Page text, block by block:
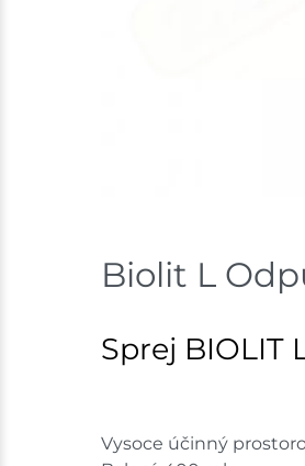
Biolit L
Sprej BIOLIT
Vysoce účinný